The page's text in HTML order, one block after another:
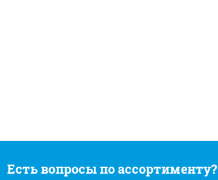
Есть вопросы по ассортименту?